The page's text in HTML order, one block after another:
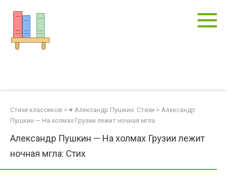
контенту
Стихи классиков > ♥ Александр Пушкин: Стихи > Александр
Пушкин — На холмах Грузии лежит ночная мгла
Александр Пушкин — На холмах Грузии лежит
ночная мгла: Стих